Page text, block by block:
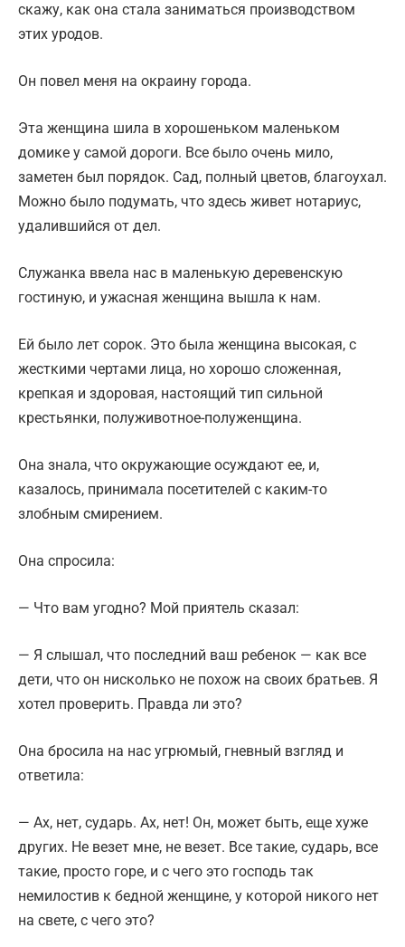
скажу, как она стала заниматься производством
этих уродов.
Он повел меня на окраину города.
Эта женщина шила в хорошеньком маленьком
домике у самой дороги. Все было очень мило,
заметен был порядок. Сад, полный цветов, благоухал.
Можно было подумать, что здесь живет нотариус,
удалившийся от дел.
Служанка ввела нас в маленькую деревенскую
гостиную, и ужасная женщина вышла к нам.
Ей было лет сорок. Это была женщина высокая, с
жесткими чертами лица, но хорошо сложенная,
крепкая и здоровая, настоящий тип сильной
крестьянки, полуживотное-полуженщина.
Она знала, что окружающие осуждают ее, и,
казалось, принимала посетителей с каким-то
злобным смирением.
Она спросила:
— Что вам угодно? Мой приятель сказал:
— Я слышал, что последний ваш ребенок — как все
дети, что он нисколько не похож на своих братьев. Я
хотел проверить. Правда ли это?
Она бросила на нас угрюмый, гневный взгляд и
ответила:
— Ах, нет, сударь. Ах, нет! Он, может быть, еще хуже
других. Не везет мне, не везет. Все такие, сударь, все
такие, просто горе, и с чего это господь так
немилостив к бедной женщине, у которой никого нет
на свете, с чего это?